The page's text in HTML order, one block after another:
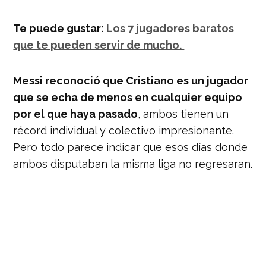
Te puede gustar: Los 7 jugadores baratos
que te pueden servir de mucho.
Messi reconoció que Cristiano es un jugador
que se echa de menos en cualquier equipo
por el que haya pasado, ambos tienen un
récord individual y colectivo impresionante.
Pero todo parece indicar que esos días donde
ambos disputaban la misma liga no regresaran.